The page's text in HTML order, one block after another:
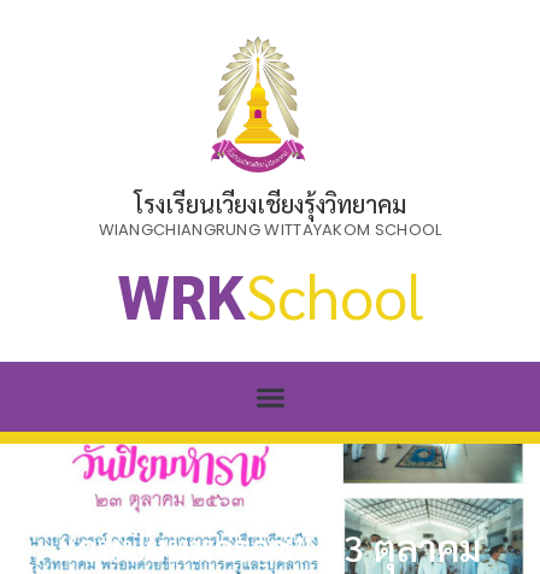
โรงเรียนเวียงเชียงรุ้งวิทยาคม
WIANGCHIANGRUNG WITTAYAKOM SCHOOL
WRKSchool
“วันปิยมหาราช” 23 ตุลาคม